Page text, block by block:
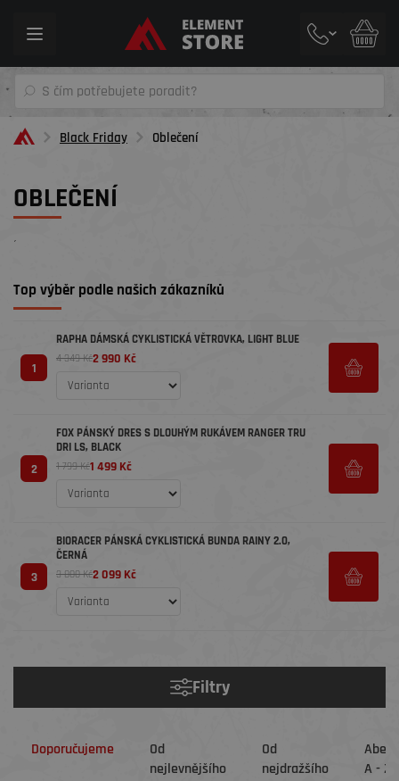
Toggle
Black Friday Oblečení
OBLEČENÍ
´
Top výběr podle našich zákazníků
1
RAPHA DÁMSKÁ CYKLISTICKÁ VĚTROVKA, LIGHT BLUE
4 349 Kč2 990 Kč
2
FOX PÁNSKÝ DRES S DLOUHÝM RUKÁVEM RANGER TRU
DRI LS, BLACK
1 799 Kč1 499 Kč
3
BIORACER PÁNSKÁ CYKLISTICKÁ BUNDA RAINY 2.0,
ČERNÁ
3 800 Kč2 099 Kč
Filtry
Doporučujeme
Od
nejlevnějšího
Od
nejdražšího
A - Z